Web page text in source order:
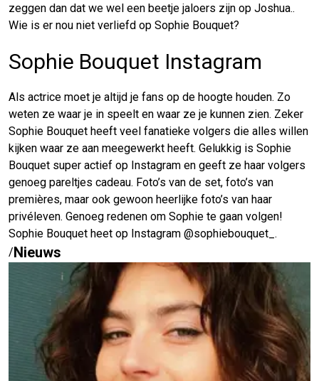
zeggen dan dat we wel een beetje jaloers zijn op Joshua..
Wie is er nou niet verliefd op Sophie Bouquet?
Sophie Bouquet Instagram
Als actrice moet je altijd je fans op de hoogte houden. Zo
weten ze waar je in speelt en waar ze je kunnen zien. Zeker
Sophie Bouquet heeft veel fanatieke volgers die alles willen
kijken waar ze aan meegewerkt heeft. Gelukkig is Sophie
Bouquet super actief op Instagram en geeft ze haar volgers
genoeg pareltjes cadeau. Foto’s van de set, foto’s van
premières, maar ook gewoon heerlijke foto’s van haar
privéleven. Genoeg redenen om Sophie te gaan volgen!
Sophie Bouquet heet op Instagram @sophiebouquet_.
/Nieuws